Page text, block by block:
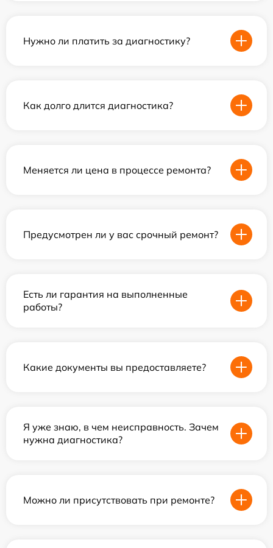
Нужно ли платить за диагностику?
Как долго длится диагностика?
Меняется ли цена в процессе ремонта?
Предусмотрен ли у вас срочный ремонт?
Есть ли гарантия на выполненные
работы?
Какие документы вы предоставляете?
Я уже знаю, в чем неисправность. Зачем
нужна диагностика?
Можно ли присутствовать при ремонте?